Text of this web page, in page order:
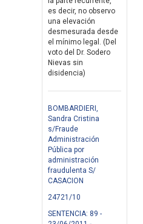
es decir, no observo
una elevación
desmesurada desde
el mínimo legal. (Del
voto del Dr. Sodero
Nievas sin
disidencia)
BOMBARDIERI,
Sandra Cristina
s/Fraude
Administración
Pública por
administración
fraudulenta S/
CASACION
24721/10
SENTENCIA: 89 -